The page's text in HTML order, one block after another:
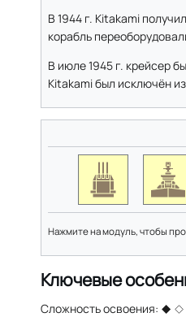
В 1944 г. Kitakami
корабль
В июле 1945 г. крейсер
Kitakami был исключён
Нажмите на модуль, чтобы
Ключевые
Сложность освоения: